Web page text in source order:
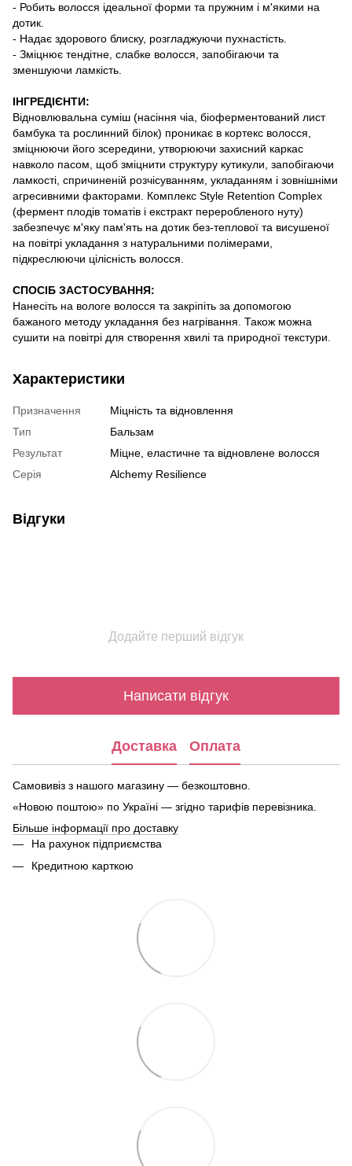
- Робить волосся ідеальної форми та пружним і м'якими на
дотик.
- Надає здорового блиску, розгладжуючи пухнастість.
- Зміцнює тендітне, слабке волосся, запобігаючи та
зменшуючи ламкість.
ІНГРЕДІЄНТИ:
Відновлювальна суміш (насіння чіа, біоферментований лист
бамбука та рослинний білок) проникає в кортекс волосся,
зміцнюючи його зсередини, утворюючи захисний каркас
навколо пасом, щоб зміцнити структуру кутикули, запобігаючи
ламкості, спричиненій розчісуванням, укладанням і зовнішніми
агресивними факторами. Комплекс Style Retention Complex
(фермент плодів томатів і екстракт переробленого нуту)
забезпечує м'яку пам'ять на дотик без-теплової та висушеної
на повітрі укладання з натуральними полімерами,
підкреслюючи цілісність волосся.
СПОСІБ ЗАСТОСУВАННЯ:
Нанесіть на вологе волосся та закріпіть за допомогою
бажаного методу укладання без нагрівання. Також можна
сушити на повітрі для створення хвилі та природної текстури.
Характеристики
Призначення
Міцність та відновлення
Тип
Бальзам
Результат
Міцне, еластичне та відновлене волосся
Серія
Alchemy Resilience
Відгуки
Додайте перший відгук
Написати відгук
Доставка Оплата
Самовивіз з нашого магазину — безкоштовно.
«Новою поштою» по Україні — згідно тарифів перевізника.
Більше інформації про доставку
На рахунок підприємства
Кредитною карткою